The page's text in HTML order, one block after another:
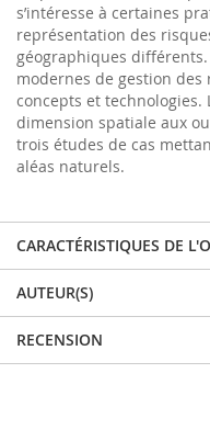
s’intéresse à certaines
représentation des
géographiques
modernes de gestion
concepts et
dimension spatiale aux
trois études de cas
aléas naturels.
CARACTÉRISTIQUES DE
AUTEUR(S)
RECENSION